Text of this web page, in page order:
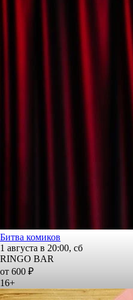
Битва комиков
1 августа в 20:00, сб
RINGO BAR
от 600 ₽
16+